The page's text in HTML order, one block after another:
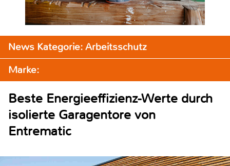
News Kategorie: Arbeitsschutz
Marke:
Beste Energieeffizienz-Werte durch
isolierte Garagentore von
Entrematic